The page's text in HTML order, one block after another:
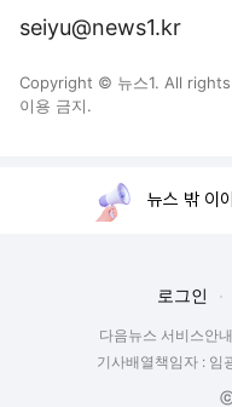
seiyu@news1.kr
Copyright © 뉴스1. All rights
이용 금지.
뉴스 밖 이
로그인
다음뉴스 서비스안내
기사배열책임자 : 임
ⓒ